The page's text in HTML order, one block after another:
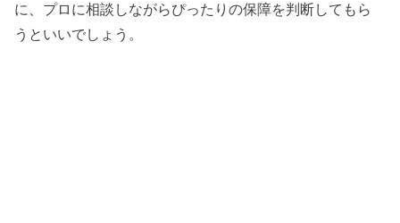
に、プロに相談しながらぴったりの保障を判断してもら
うといいでしょう。